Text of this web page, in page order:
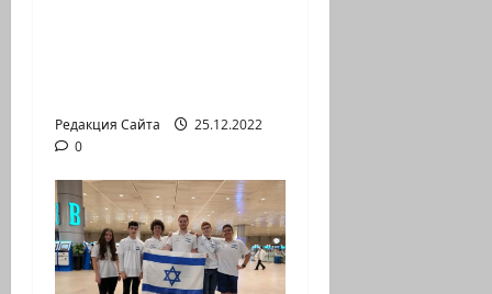
Редакция Сайта
25.12.2022
0